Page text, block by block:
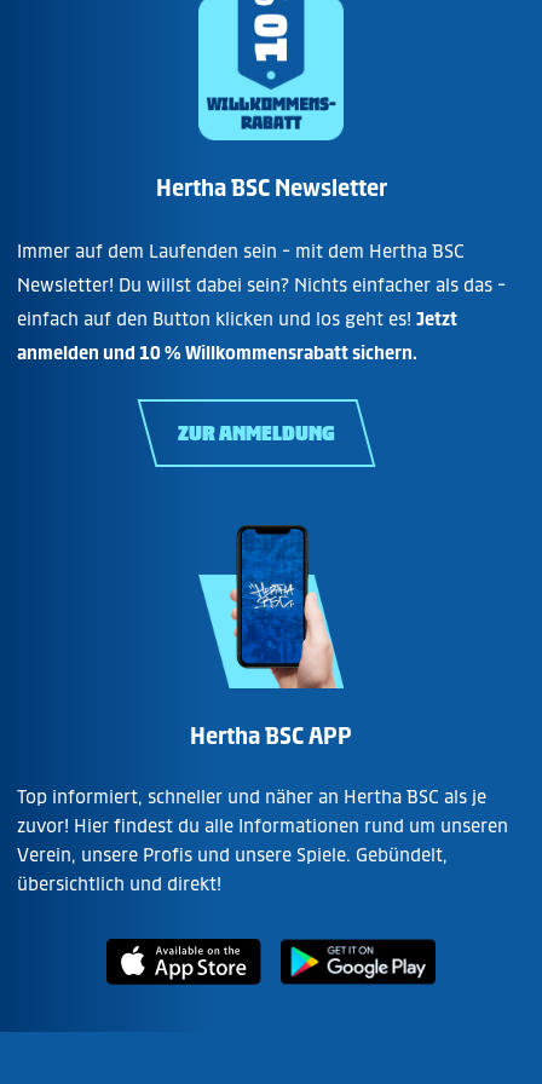
Hertha BSC Newsletter
Immer auf dem Laufenden sein - mit dem Hertha BSC
Newsletter! Du willst dabei sein? Nichts einfacher als das -
einfach auf den Button klicken und los geht es! Jetzt
anmelden und 10 % Willkommensrabatt sichern.
ZUR ANMELDUNG
Hertha BSC APP
Top informiert, schneller und näher an Hertha BSC als je
zuvor! Hier findest du alle Informationen rund um unseren
Verein, unsere Profis und unsere Spiele. Gebündelt,
übersichtlich und direkt!